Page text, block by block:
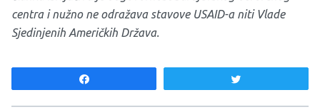
centra i nužno ne odražava stavove USAID-a niti Vlade
Sjedinjenih Američkih Država.